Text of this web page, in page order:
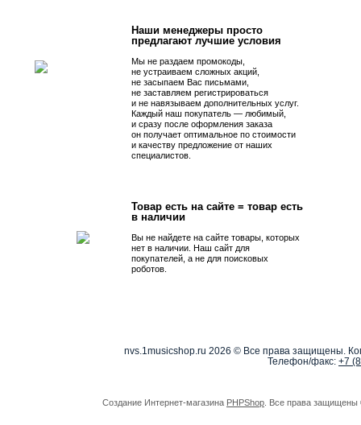
Наши менеджеры просто
предлагают лучшие условия
Мы не раздаем промокоды,
не устраиваем сложных акций,
не засыпаем Вас письмами,
не заставляем регистрироваться
и не навязываем дополнительных услуг.
Каждый наш покупатель — любимый,
и сразу после оформления заказа
он получает оптимальное по стоимости
и качеству предложение от наших
специалистов.
Товар есть на сайте = товар есть
в наличии
Вы не найдете на сайте товары, которых
нет в наличии. Наш сайт для
покупателей, а не для поисковых
роботов.
nvs.1musicshop.ru 2026 © Все права защищены.
Телефон/факс: +7
Создание Интернет-магазина PHPShop . Все права защищены